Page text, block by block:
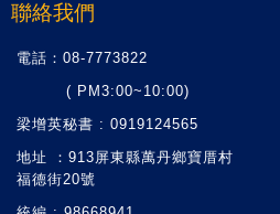
聯絡我們
電話：08-7773822
( PM3:00~10:00)
梁增英秘書 : 0919124565
地址 ：913屏東縣萬丹鄉寶厝村
福德街20號